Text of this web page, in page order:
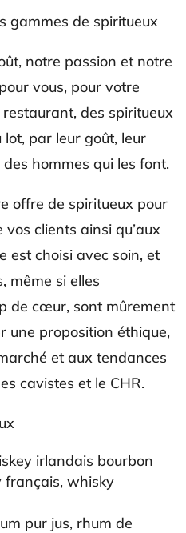
gammes de spiritueux
notre passion et notre
vous, pour votre
des spiritueux
par leur goût, leur
hommes qui les font.
offre de spiritueux pour
clients ainsi qu’aux
est choisi avec soin, et
même si elles
de cœur, sont mûrement
une proposition éthique,
et aux tendances
cavistes et le CHR.
irlandais bourbon
français, whisky
pur jus, rhum de